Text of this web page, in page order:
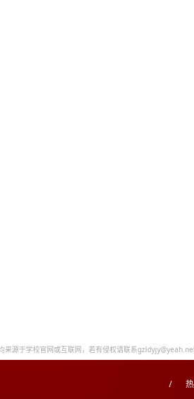
来源于学校官网或互联网，若有侵权请联系
/